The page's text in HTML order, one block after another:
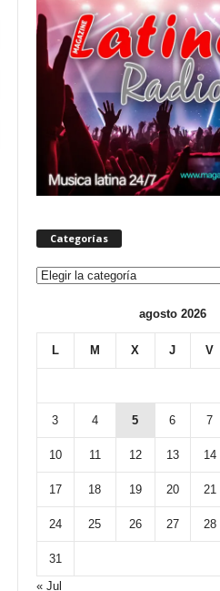
Categorías
Categorías
agosto 2026
L M X J V
3 4 5 6 7
10 11 12 13 14
17 18 19 20 21
24 25 26 27 28
31
« Jul